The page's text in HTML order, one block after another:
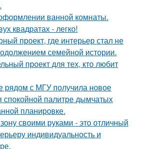
ванной комнаты.
квадратах - легко!
проект, где интерьер стал не
семейной истории.
проект для тех, кто любит
рядом с МГУ получила новое
спокойной палитре дымчатых
планировке.
своими руками - это отличный
индивидуальность и